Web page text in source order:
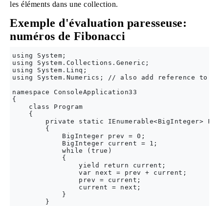
les éléments dans une collection.
Exemple d'évaluation paresseuse:
numéros de Fibonacci
using System;
using System.Collections.Generic;
using System.Linq;
using System.Numerics; // also add reference to
namespace ConsoleApplication33
{
    class Program
    {
private static IEnumerable<BigInteger>
        {
            BigInteger prev = 0;
            BigInteger current = 1;
            while (true)
            {
                yield return current;
                var next = prev + current;
                prev = current;
                current = next;
            }
        }